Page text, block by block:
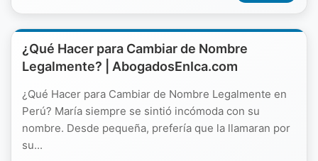
¿Qué Hacer para Cambiar de Nombre
Legalmente? | AbogadosEnIca.com
¿Qué Hacer para Cambiar de Nombre Legalmente en
Perú? María siempre se sintió incómoda con su
nombre. Desde pequeña, prefería que la llamaran por
su...